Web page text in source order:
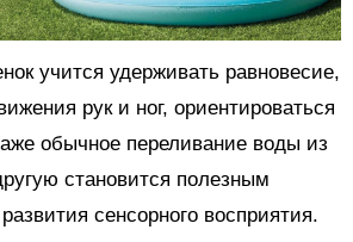
учится удерживать равновесие,
рук и ног, ориентироваться
обычное переливание воды из
становится полезным
сенсорного восприятия.